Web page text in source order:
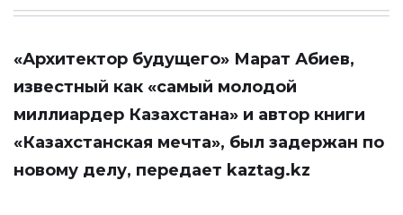
«Архитектор будущего» Марат Абиев,
известный как «самый молодой
миллиардер Казахстана» и автор книги
«Казахстанская мечта», был задержан по
новому делу, передает kaztag.kz